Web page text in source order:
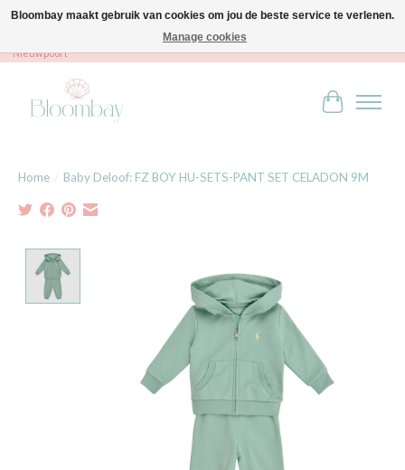
Bloombay - Babies & Kids - Bali home & interior - Robert Orlentpromenade 9A -
Nieuwpoort
Home / Baby Deloof: FZ BOY HU-SETS-PANT SET CELADON 9M
Bloombay maakt gebruik van cookies om jou de beste service te verlenen.
Manage cookies